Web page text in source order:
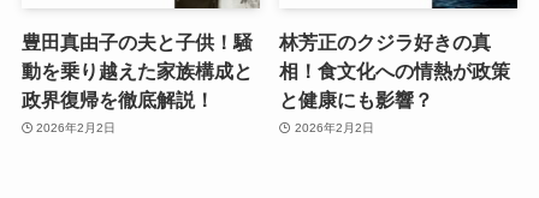
豊田真由子の夫と子供！騒
動を乗り越えた家族構成と
政界復帰を徹底解説！
2026年2月2日
林芳正のクジラ好きの真
相！食文化への情熱が政策
と健康にも影響？
2026年2月2日